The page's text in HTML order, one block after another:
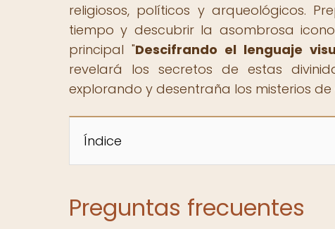
religiosos, políticos y arqueológicos.
tiempo y descubrir la asombrosa
principal "Descifrando el lenguaje
revelará los secretos de estas
explorando y desentraña los misterios de
Índice
Preguntas frecuentes